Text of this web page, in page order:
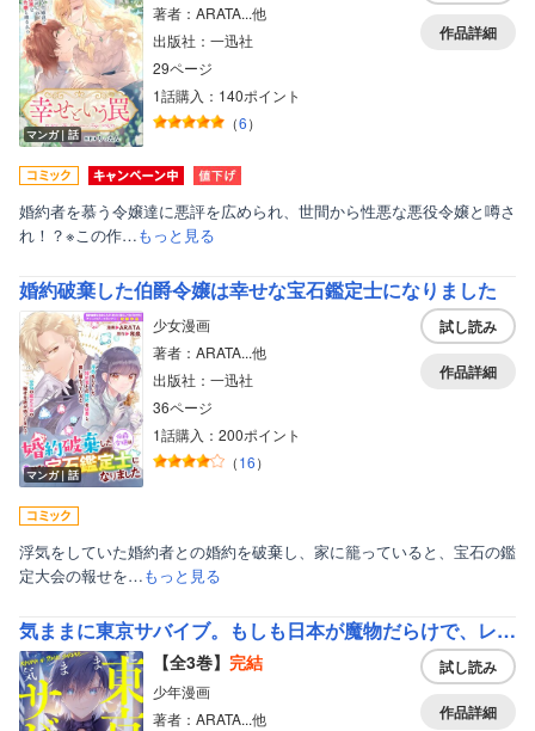
マンガ｜話
著者：ARATA...他
出版社：一迅社
29ページ
1話購入：140ポイント
（6）
作品詳細
婚約者を慕う令嬢達に悪評を広められ、世間から性悪な悪役令嬢と噂さ
れ！？※この作…もっと見る
婚約破棄した伯爵令嬢は幸せな宝石鑑定士になりました
マンガ｜話
少女漫画
著者：ARATA...他
出版社：一迅社
36ページ
1話購入：200ポイント
（16）
試し読み
作品詳細
浮気をしていた婚約者との婚約を破棄し、家に籠っていると、宝石の鑑
定大会の報せを…もっと見る
気ままに東京サバイブ。もしも日本が魔物だらけで、レベルアップとハクスラ要素があって、サバイバル生活まで楽しめたら。（コミック）
【全3巻】 完結
少年漫画
著者：ARATA...他
試し読み
作品詳細